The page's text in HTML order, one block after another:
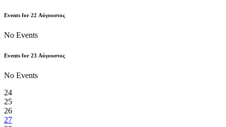
Events for 22 Αύγουστος
No Events
Events for 23 Αύγουστος
No Events
24
25
26
27